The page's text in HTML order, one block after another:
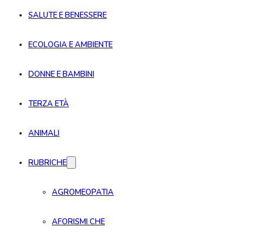
SALUTE E BENESSERE
ECOLOGIA E AMBIENTE
DONNE E BAMBINI
TERZA ETÀ
ANIMALI
RUBRICHE
AGROMEOPATIA
AFORISMI CHE